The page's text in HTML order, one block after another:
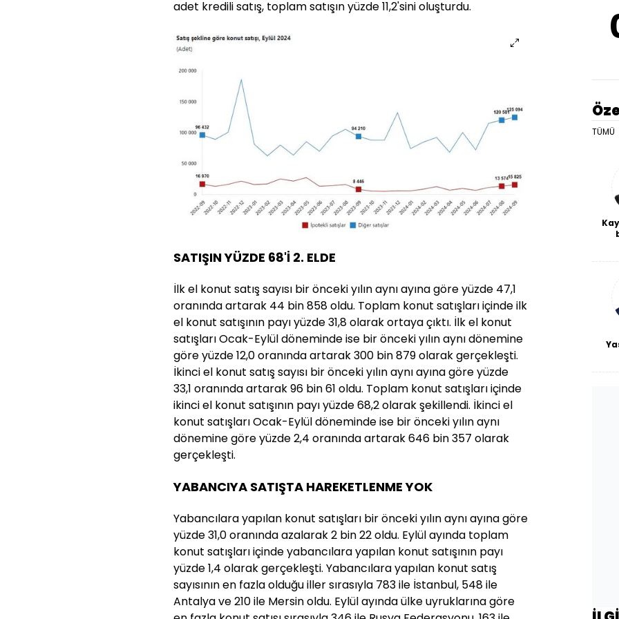
adet kredili satış, toplam satışın yüzde 11,2'sini oluşturdu.
SATIŞIN YÜZDE 68'İ 2. ELDE
İlk el konut satış sayısı bir önceki yılın aynı ayına göre yüzde 47,1
oranında artarak 44 bin 858 oldu. Toplam konut satışları içinde ilk
el konut satışının payı yüzde 31,8 olarak ortaya çıktı. İlk el konut
satışları Ocak-Eylül döneminde ise bir önceki yılın aynı dönemine
göre yüzde 12,0 oranında artarak 300 bin 879 olarak gerçekleşti.
İkinci el konut satış sayısı bir önceki yılın aynı ayına göre yüzde
33,1 oranında artarak 96 bin 61 oldu. Toplam konut satışları içinde
ikinci el konut satışının payı yüzde 68,2 olarak şekillendi. İkinci el
konut satışları Ocak-Eylül döneminde ise bir önceki yılın aynı
dönemine göre yüzde 2,4 oranında artarak 646 bin 357 olarak
gerçekleşti.
YABANCIYA SATIŞTA HAREKETLENME YOK
Yabancılara yapılan konut satışları bir önceki yılın aynı ayına göre
yüzde 31,0 oranında azalarak 2 bin 22 oldu. Eylül ayında toplam
konut satışları içinde yabancılara yapılan konut satışının payı
yüzde 1,4 olarak gerçekleşti. Yabancılara yapılan konut satış
sayısının en fazla olduğu iller sırasıyla 783 ile İstanbul, 548 ile
Antalya ve 210 ile Mersin oldu. Eylül ayında ülke uyruklarına göre
TÜMÜ